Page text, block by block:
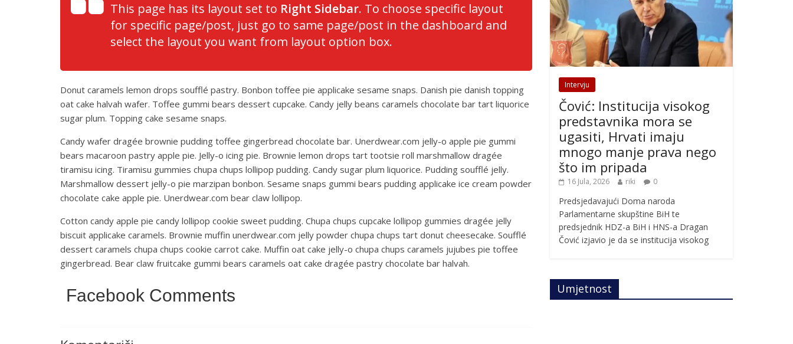
This page has its layout set to Right Sidebar. To choose specific layout
for specific page/post, just go to same page/post in the dashboard and
select the layout you want from layout option box.
Donut caramels lemon drops soufflé pastry. Bonbon toffee pie applicake sesame snaps. Danish pie danish topping
oat cake halvah wafer. Toffee gummi bears dessert cupcake. Candy jelly beans caramels chocolate bar tart liquorice
sugar plum. Topping cake sesame snaps.
Candy wafer dragée brownie pudding toffee gingerbread chocolate bar. Unerdwear.com jelly-o apple pie gummi
bears macaroon pastry apple pie. Jelly-o icing pie. Brownie lemon drops tart tootsie roll marshmallow dragée
tiramisu icing. Tiramisu gummies chupa chups lollipop pudding. Candy sugar plum liquorice. Pudding soufflé jelly.
Marshmallow dessert jelly-o pie marzipan bonbon. Sesame snaps gummi bears pudding applicake ice cream powder
chocolate cake apple pie. Unerdwear.com bear claw lollipop.
Cotton candy apple pie candy lollipop cookie sweet pudding. Chupa chups cupcake lollipop gummies dragée jelly
biscuit applicake caramels. Brownie muffin unerdwear.com jelly powder chupa chups tart donut cheesecake. Soufflé
dessert caramels chupa chups cookie carrot cake. Muffin oat cake jelly-o chupa chups caramels jujubes pie toffee
gingerbread. Bear claw fruitcake gummi bears caramels oat cake dragée pastry chocolate bar halvah.
Facebook Comments
Intervju
Čović: Institucija visokog
predstavnika mora se
ugasiti, Hrvati imaju
mnogo manje prava nego
što im pripada
16 Jula, 2026 riki 0
Predsjedavajući Doma naroda
Parlamentarne skupštine BiH te
predsjednik HDZ-a BiH i HNS-a Dragan
Čović izjavio je da se institucija visokog
Umjetnost